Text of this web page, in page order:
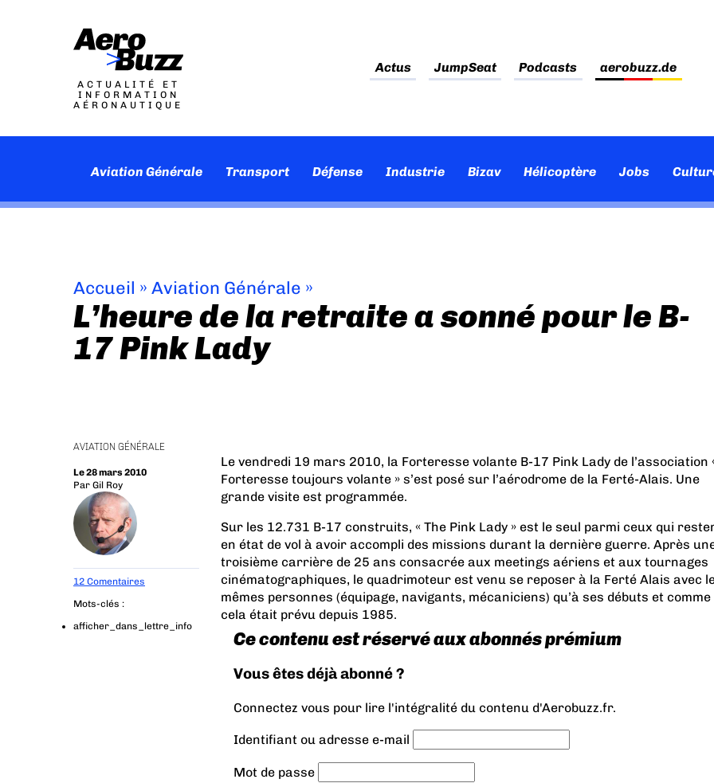
ACTUALITÉ ET
INFORMATION
AÉRONAUTIQUE
Actus JumpSeat Podcasts aerobuzz.de
Aviation Générale Transport Défense Industrie Bizav Hélicoptère Jobs
Accueil » Aviation Générale »
L’heure de la retraite a sonné pour le B-
17 Pink Lady
AVIATION GÉNÉRALE
Le 28 mars 2010
Par Gil Roy
12 Comentaires
Mots-clés :
afficher_dans_lettre_info
Le vendredi 19 mars 2010, la Forteresse volante B-17 Pink Lady de l’association
Forteresse toujours volante » s’est posé sur l’aérodrome de la Ferté-Alais. Une
grande visite est programmée.
Sur les 12.731 B-17 construits, « The Pink Lady » est le seul parmi ceux qui
en état de vol à avoir accompli des missions durant la dernière guerre. Après
troisième carrière de 25 ans consacrée aux meetings aériens et aux tournages
cinématographiques, le quadrimoteur est venu se reposer à la Ferté Alais avec
mêmes personnes (équipage, navigants, mécaniciens) qu’à ses débuts et comme
cela était prévu depuis 1985.
Ce contenu est réservé aux abonnés prémium
Vous êtes déjà abonné ?
Connectez vous pour lire l'intégralité du contenu d'Aerobuzz.fr.
Identifiant ou adresse e-mail
Mot de passe